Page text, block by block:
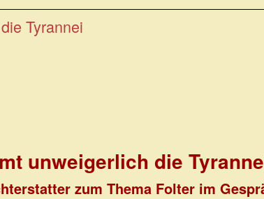
Tyrannei
unweigerlich die
zum Thema Folter im